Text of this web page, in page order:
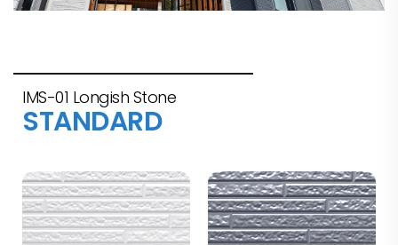
IMS-01 Longish Stone
STANDARD